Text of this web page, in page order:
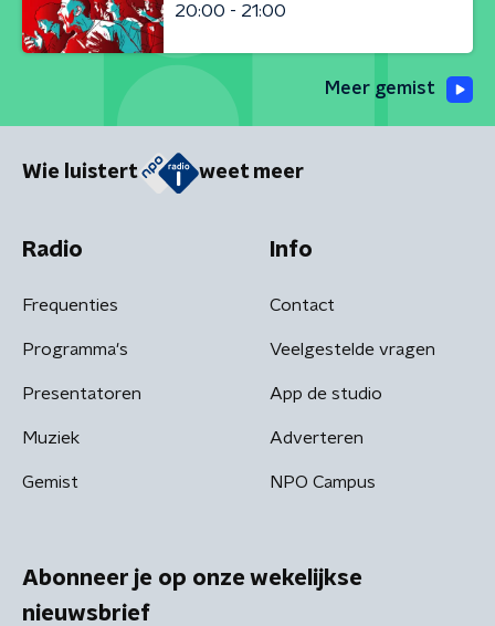
20:00 - 21:00
Meer gemist
Wie luistert weet meer
Radio
Frequenties
Programma's
Presentatoren
Muziek
Gemist
Info
Contact
Veelgestelde vragen
App de studio
Adverteren
NPO Campus
Abonneer je op onze wekelijkse
nieuwsbrief